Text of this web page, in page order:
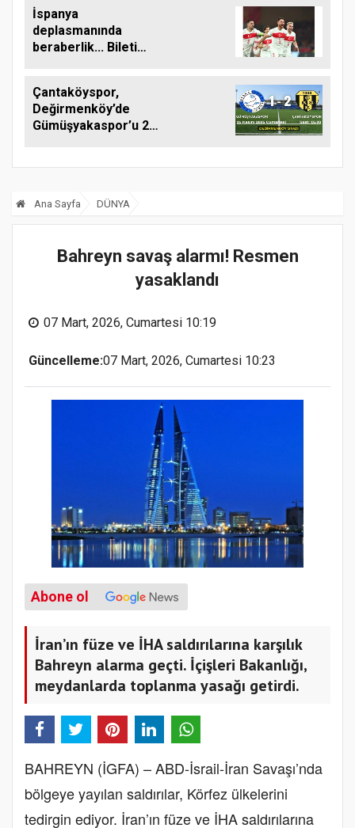
İspanya
deplasmanında
beraberlik... Bileti
Çantaköyspor,
Değirmenköy’de
Gümüşyakaspor’u 2-
Ana Sayfa DÜNYA
Bahreyn savaş alarmı! Resmen
yasaklandı
07 Mart, 2026, Cumartesi 10:19
Güncelleme:07 Mart, 2026, Cumartesi 10:23
Abone ol
İran’ın füze ve İHA saldırılarına karşılık
Bahreyn alarma geçti. İçişleri Bakanlığı,
meydanlarda toplanma yasağı getirdi.
BAHREYN (İGFA) – ABD-İsrail-İran Savaşı’nda
bölgeye yayılan saldırılar, Körfez ülkelerini
tedirgin ediyor. İran’ın füze ve İHA saldırılarına